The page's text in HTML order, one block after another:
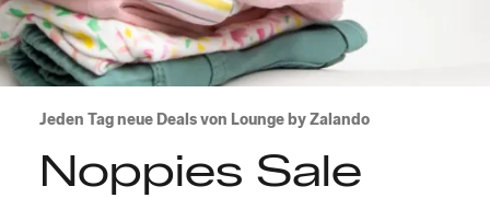
Jeden Tag neue Deals von Lounge by Zalando
Noppies Sale